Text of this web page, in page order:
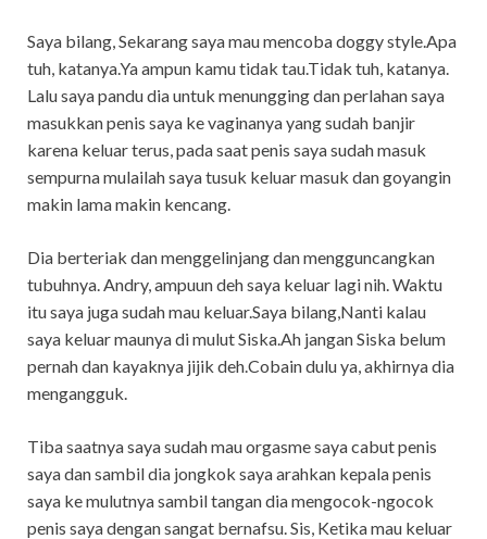
Saya bilang, Sekarang saya mau mencoba doggy style.Apa
tuh, katanya.Ya ampun kamu tidak tau.Tidak tuh, katanya.
Lalu saya pandu dia untuk menungging dan perlahan saya
masukkan penis saya ke vaginanya yang sudah banjir
karena keluar terus, pada saat penis saya sudah masuk
sempurna mulailah saya tusuk keluar masuk dan goyangin
makin lama makin kencang.
Dia berteriak dan menggelinjang dan mengguncangkan
tubuhnya. Andry, ampuun deh saya keluar lagi nih. Waktu
itu saya juga sudah mau keluar.Saya bilang,Nanti kalau
saya keluar maunya di mulut Siska.Ah jangan Siska belum
pernah dan kayaknya jijik deh.Cobain dulu ya, akhirnya dia
mengangguk.
Tiba saatnya saya sudah mau orgasme saya cabut penis
saya dan sambil dia jongkok saya arahkan kepala penis
saya ke mulutnya sambil tangan dia mengocok-ngocok
penis saya dengan sangat bernafsu. Sis, Ketika mau keluar